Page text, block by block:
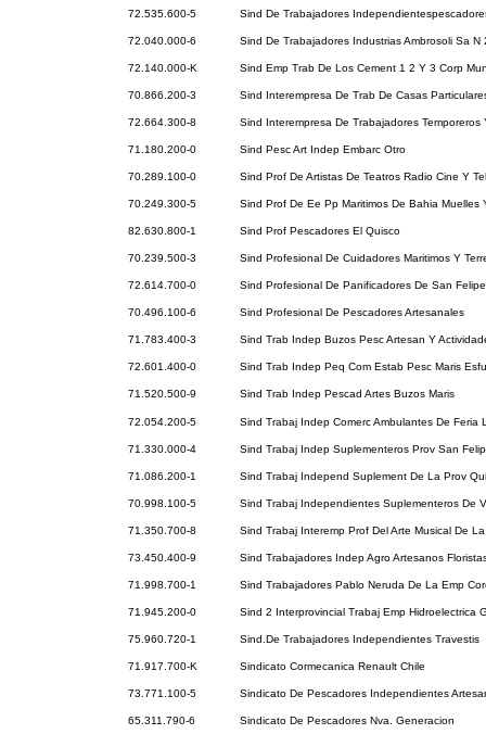
72.535.600-5 Sind De Trabajadores
72.040.000-6 Sind De Trabajadores Industrias Ambrosoli Sa N
72.140.000-K Sind Emp Trab De Los Cement 1 2 Y 3 Corp
70.866.200-3 Sind Interempresa De Trab De Casas
72.664.300-8 Sind Interempresa De Trabajadores Temporeros
71.180.200-0 Sind Pesc Art Indep Embarc Otro
70.289.100-0 Sind Prof De Artistas De Teatros Radio Cine Y
70.249.300-5 Sind Prof De Ee Pp Maritimos De Bahia Muelles
82.630.800-1 Sind Prof Pescadores El Quisco
70.239.500-3 Sind Profesional De Cuidadores Maritimos Y
72.614.700-0 Sind Profesional De Panificadores De San Felipe
70.496.100-6 Sind Profesional De Pescadores Artesanales
71.783.400-3 Sind Trab Indep Buzos Pesc Artesan Y
72.601.400-0 Sind Trab Indep Peq Com Estab Pesc Maris
71.520.500-9 Sind Trab Indep Pescad Artes Buzos Maris
72.054.200-5 Sind Trabaj Indep Comerc Ambulantes De Feria
71.330.000-4 Sind Trabaj Indep Suplementeros Prov San
71.086.200-1 Sind Trabaj Independ Suplement De La Prov
70.998.100-5 Sind Trabaj Independientes Suplementeros De
71.350.700-8 Sind Trabaj Interemp Prof Del Arte Musical De
73.450.400-9 Sind Trabajadores Indep Agro Artesanos
71.998.700-1 Sind Trabajadores Pablo Neruda De La Emp
71.945.200-0 Sind 2 Interprovincial Trabaj Emp Hidroelectrica
75.960.720-1 Sind.De Trabajadores Independientes Travestis
71.917.700-K Sindicato Cormecanica Renault Chile
73.771.100-5 Sindicato De Pescadores Independientes
65.311.790-6 Sindicato De Pescadores Nva. Generacion